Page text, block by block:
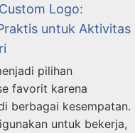
Logo:
untuk Aktivitas
pilihan
favorit karena
berbagai kesempatan.
untuk bekerja,